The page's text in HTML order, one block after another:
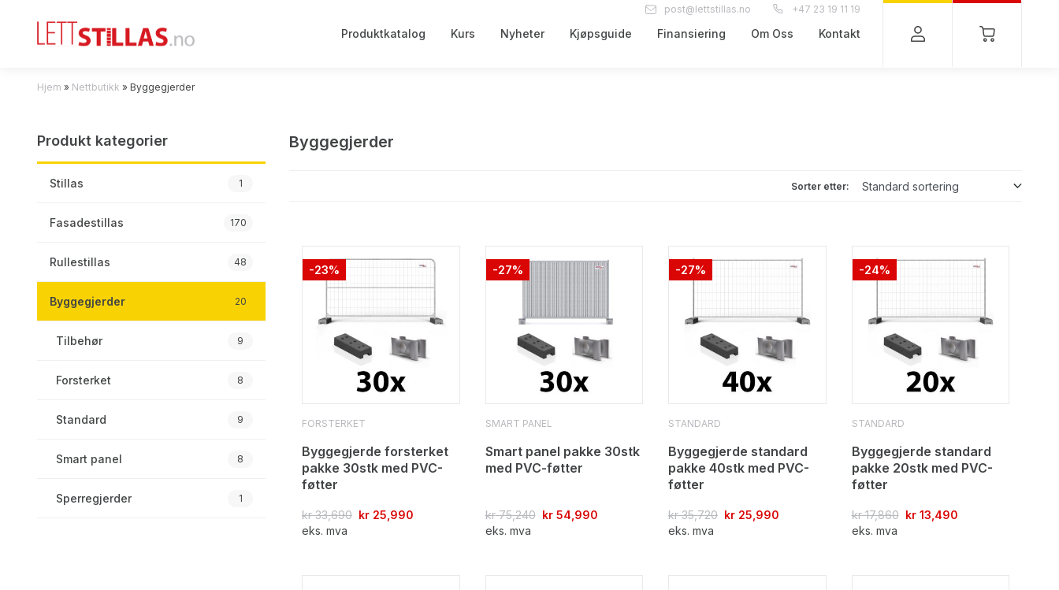
Produktkatalog Kurs Nyheter Kjøpsguide Finansiering Om Oss Kontakt
post@lettstillas.no +47 23 19 11 19
Hjem » Nettbutikk » Byggegjerder
Produkt kategorier
Stillas 1
Fasadestillas 170
Rullestillas 48
Byggegjerder 20
Tilbehør 9
Forsterket 8
Standard 9
Smart panel 8
Sperregjerder 1
Byggegjerder
Sorter etter:
-23%
FORSTERKET
Byggegjerde forsterket
pakke 30stk med PVC-
føtter
kr33,690 kr 25,990
eks. mva
-27%
SMART PANEL
Smart panel pakke 30stk
med PVC-føtter
kr75,240 kr54,990
eks. mva
-27%
STANDARD
Byggegjerde standard
pakke 40stk med PVC-
føtter
kr35,720 kr 25,990
eks. mva
-24%
STANDARD
Byggegjerde standard
pakke 20stk med PVC-
føtter
kr17,860 kr13,490
eks. mva